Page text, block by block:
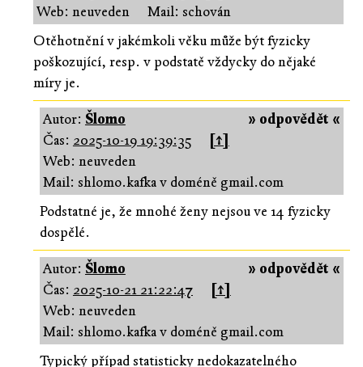
Web: neuveden
Mail: schován
Otěhotnění v jakémkoli věku může být fyzicky
poškozující, resp. v podstatě vždycky do nějaké
míry je.
» odpovědět «
Autor: Šlomo
Čas: 2025-10-19 19:39:35
[↑]
Web: neuveden
Mail: shlomo.kafka v doméně gmail.com
Podstatné je, že mnohé ženy nejsou ve 14 fyzicky
dospělé.
» odpovědět «
Autor: Šlomo
Čas: 2025-10-21 21:22:47
[↑]
Web: neuveden
Mail: shlomo.kafka v doméně gmail.com
Typický případ statisticky nedokazatelného